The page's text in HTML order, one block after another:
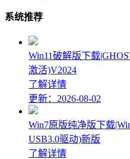
系统推荐
Win11破解版下载
激活)V2024
了解详情
更新：2026-08-02
Win7原版纯净版下载
USB3.0驱动)新版
了解详情